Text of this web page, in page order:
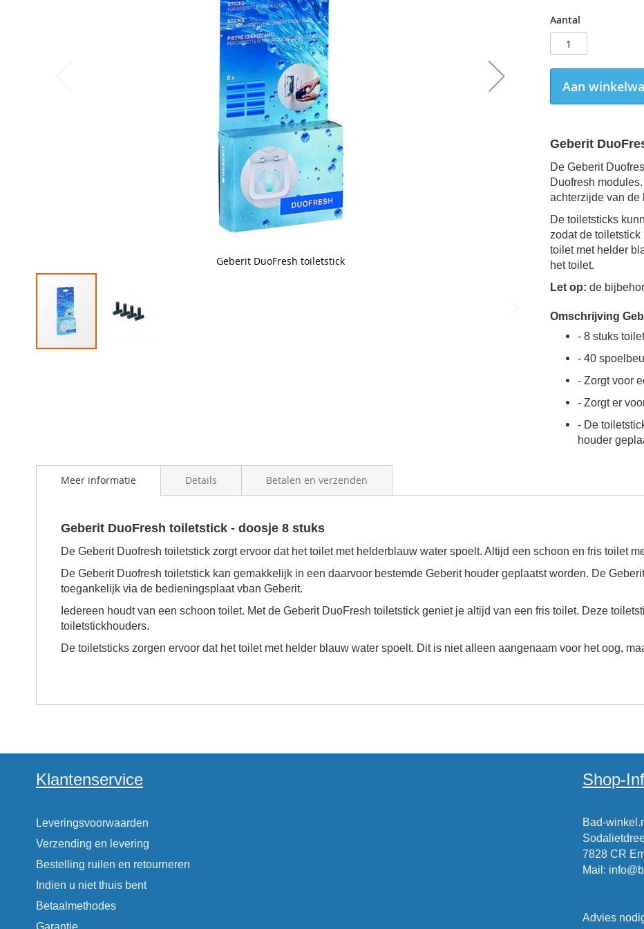
Aantal
Aan
Geberit
De Geberit
Duofresh
achterzijde van de
De toiletsticks
zodat de
toilet met helder
het toilet.
Let op: de
Omschrijving
- 8 stuks
- 40
- Zorgt voor
- Zorgt er
- De
houder
Geberit DuoFresh toiletstick
Meer informatie
Geberit DuoFresh toiletstick - doosje 8 stuks
De Geberit Duofresh toiletstick zorgt ervoor dat het toilet met helderblauw water spoelt. Altijd een schoon en fris toilet
De Geberit Duofresh toiletstick kan gemakkelijk in een daarvoor bestemde Geberit houder geplaatst worden. De
toegankelijk via de bedieningsplaat vban Geberit.
Iedereen houdt van een schoon toilet. Met de Geberit DuoFresh toiletstick geniet je altijd van een fris toilet. Deze
toiletstickhouders.
De toiletsticks zorgen ervoor dat het toilet met helder blauw water spoelt. Dit is niet alleen aangenaam voor het oog,
Details Betalen en verzenden
Klantenservice
Leveringsvoorwaarden
Verzending en levering
Bestelling ruilen en retourneren
Indien u niet thuis bent
Betaalmethodes
Garantie
Shop-
Bad-
7828 CR
Mail :
Advies